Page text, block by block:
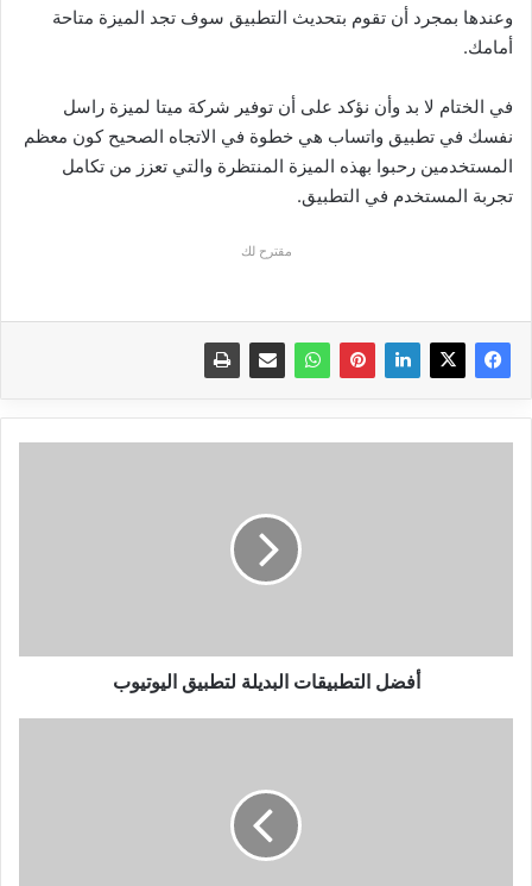
وعندها بمجرد أن تقوم بتحديث التطبيق سوف تجد الميزة متاحة
أمامك.
في الختام لا بد وأن نؤكد على أن توفير شركة ميتا لميزة راسل
نفسك في تطبيق واتساب هي خطوة في الاتجاه الصحيح كون معظم
المستخدمين رحبوا بهذه الميزة المنتظرة والتي تعزز من تكامل
تجربة المستخدم في التطبيق.
مقترح لك
أفضل التطبيقات البديلة لتطبيق اليوتيوب